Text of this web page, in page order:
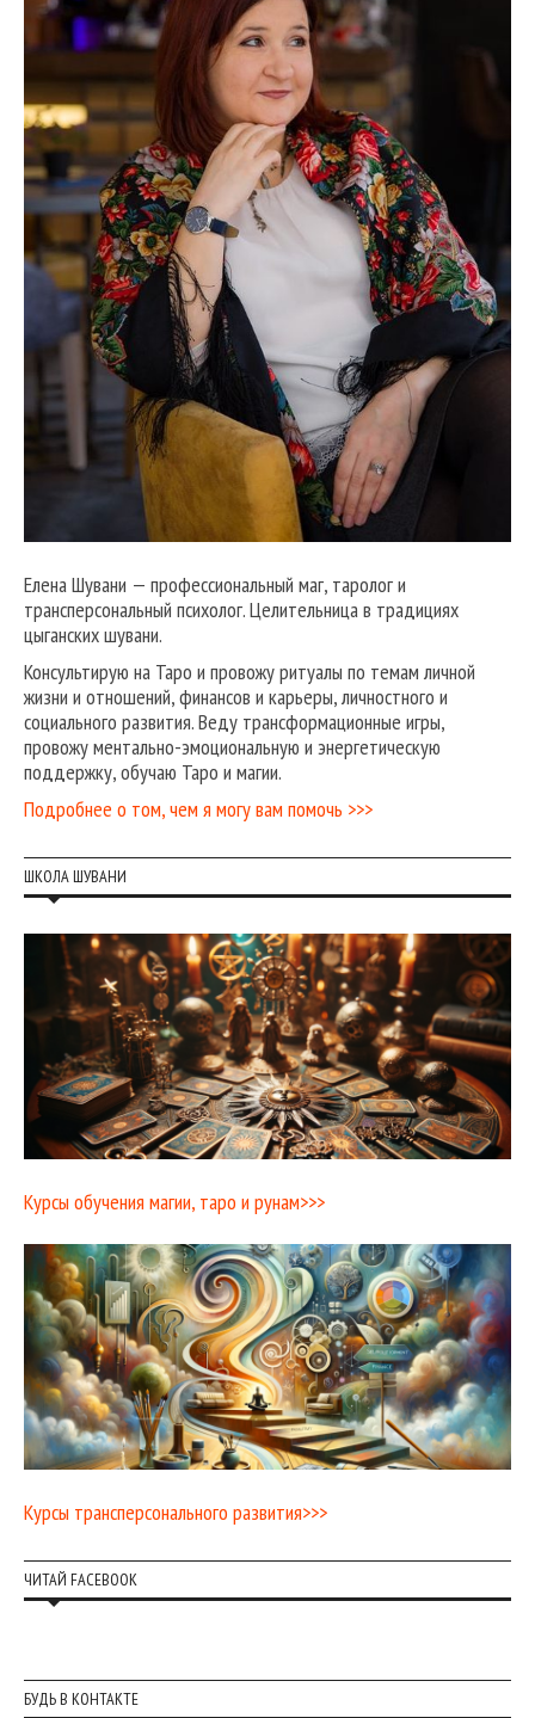
Елена Шувани — профессиональный маг, таролог и
трансперсональный психолог. Целительница в традициях
цыганских шувани.
Консультирую на Таро и провожу ритуалы по темам личной
жизни и отношений, финансов и карьеры, личностного и
социального развития. Веду трансформационные игры,
провожу ментально-эмоциональную и энергетическую
поддержку, обучаю Таро и магии.
Подробнее о том, чем я могу вам помочь >>>
ШКОЛА ШУВАНИ
Курсы обучения магии, таро и рунам>>>
Курсы трансперсонального развития>>>
ЧИТАЙ FACEBOOK
БУДЬ В КОНТАКТЕ